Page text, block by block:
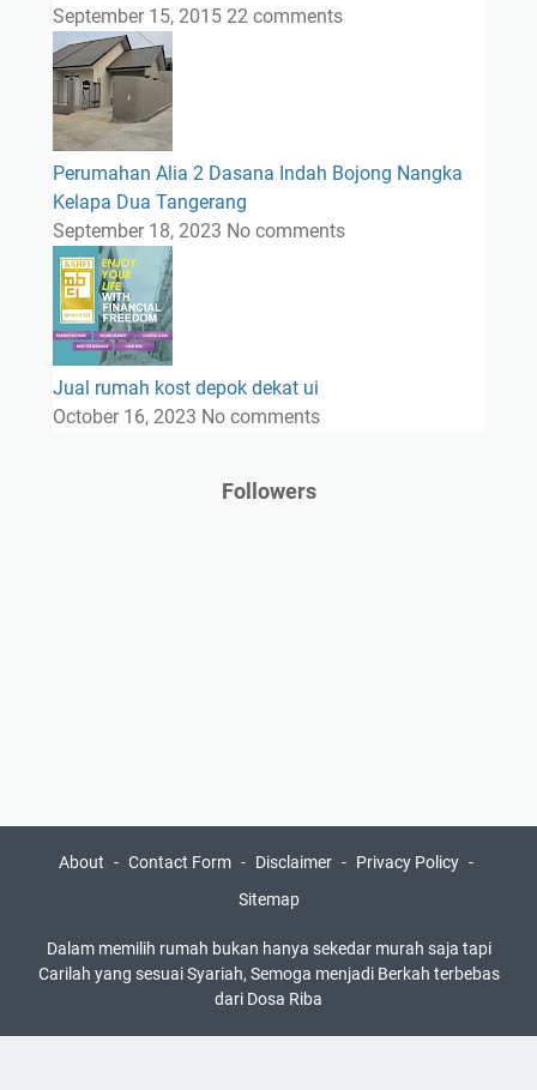
September 15, 2015 22 comments
Perumahan Alia 2 Dasana Indah Bojong Nangka
Kelapa Dua Tangerang
September 18, 2023 No comments
Jual rumah kost depok dekat ui
October 16, 2023 No comments
Followers
About Contact Form Disclaimer
Privacy Policy
Sitemap
Dalam memilih rumah bukan hanya sekedar murah saja tapi
Carilah yang sesuai Syariah, Semoga menjadi Berkah terbebas
dari Dosa Riba